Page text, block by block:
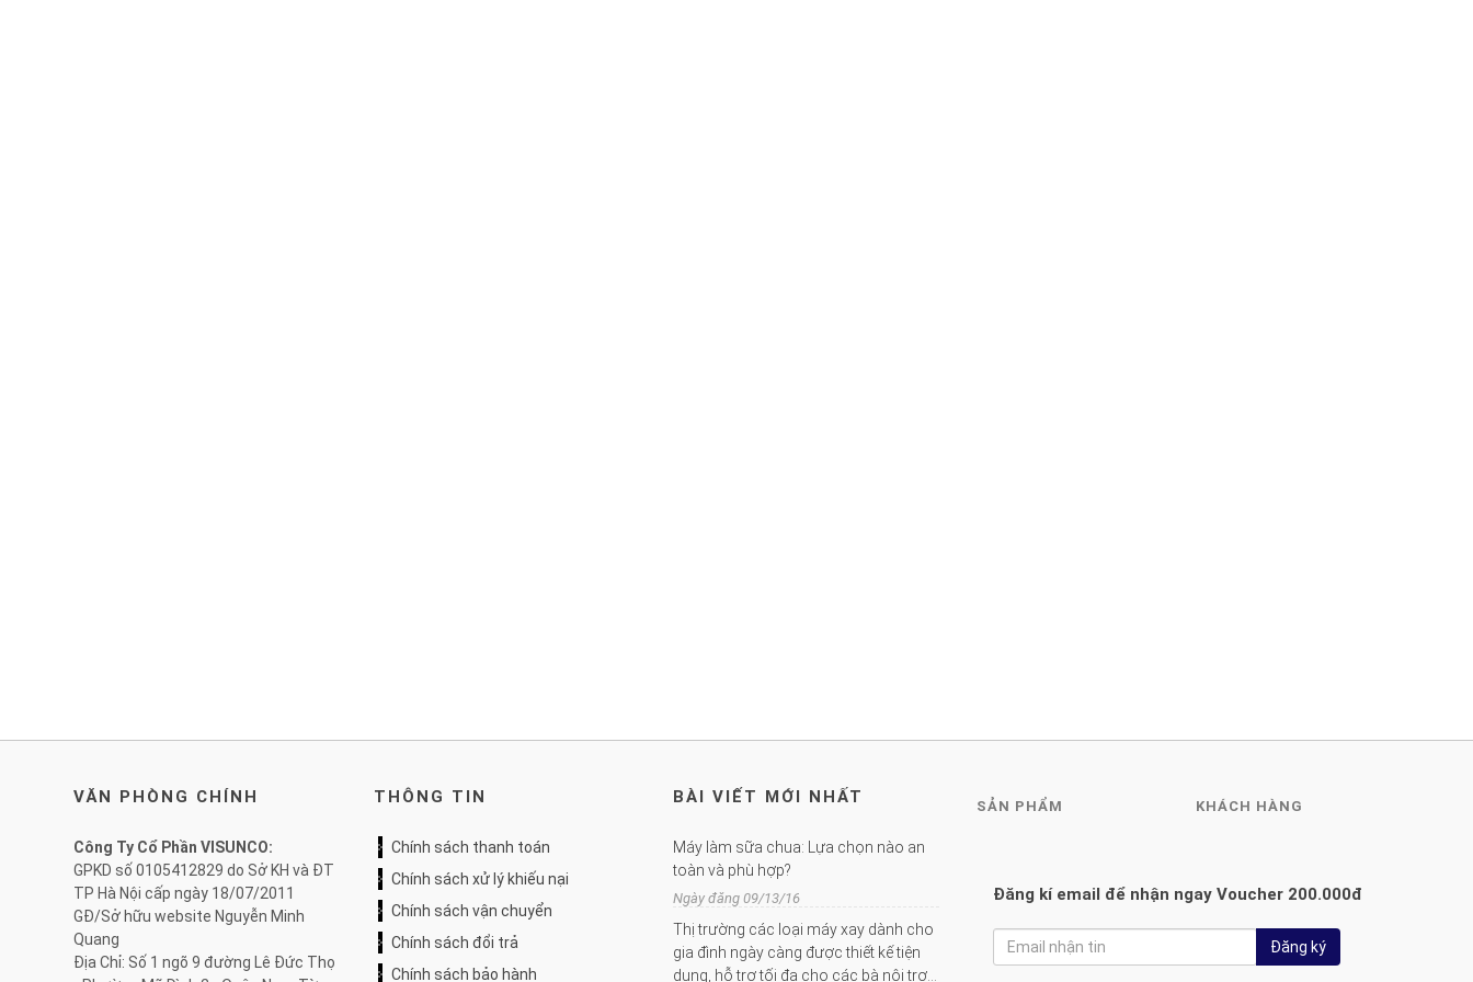
VĂN PHÒNG CHÍNH
Công Ty Cổ Phần VISUNCO:
GPKD số 0105412829 do Sở KH và ĐT
TP Hà Nội cấp ngày 18/07/2011
GĐ/Sở hữu website Nguyễn Minh
Quang
Địa Chỉ: Số 1 ngõ 9 đường Lê Đức Thọ
THÔNG TIN
Chính sách thanh toán
Chính sách xử lý khiếu nại
Chính sách vận chuyển
Chính sách đổi trả
Chính sách bảo hành
BÀI VIẾT MỚI NHẤT
Máy làm sữa chua: Lựa chọn nào an
toàn và phù hợp?
Ngày đăng 09/13/16
Thị trường các loại máy xay dành cho
gia đình ngày càng được thiết kế tiện
dụng, hỗ trợ tối đa cho các bà nội trợ…
SẢN PHẨM KHÁCH HÀNG
Đăng kí email để nhận ngay Voucher 200.000đ
Đăng ký